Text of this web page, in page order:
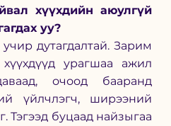
хүүхдийн аюулгүй
уу?
дутагдалтай. Зарим
урагшаа ажил
очоод бааранд
үйлчлэгч, ширээний
Тэгээд буцаад найзыгаа